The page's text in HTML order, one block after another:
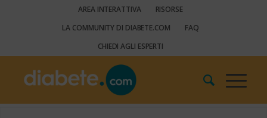
AREA INTERATTIVA
RISORSE
LA COMMUNITY DI DIABETE.COM
FAQ
CHIEDI AGLI ESPERTI